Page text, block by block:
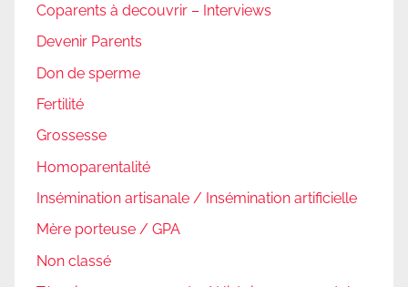
Coparents à decouvrir – Interviews
Devenir Parents
Don de sperme
Fertilité
Grossesse
Homoparentalité
Insémination artisanale / Insémination artificielle
Mère porteuse / GPA
Non classé